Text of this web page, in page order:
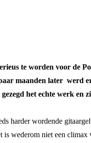
te worden voor de
maanden later werd
het echte werk
harder wordende
wederom niet een